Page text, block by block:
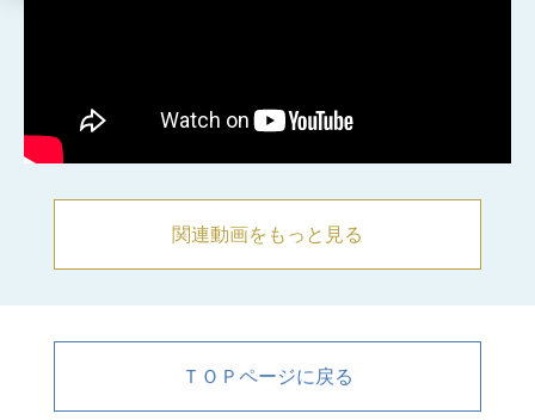
関連動画をもっと見る
ＴＯＰページに戻る